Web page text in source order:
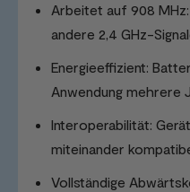
Arbeitet auf 908
andere 2,4 GHz-
Energieeffizient:
Anwendung mehrere
Interoperabilität:
miteinander
Vollständige